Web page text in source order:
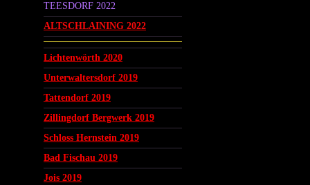
TEESDORF 2022
ALTSCHLAINING 2022
Lichtenwörth 2020
Unterwaltersdorf 2019
Tattendorf 2019
Zillingdorf Bergwerk 2019
Schloss Hernstein 2019
Bad Fischau 2019
Jois 2019